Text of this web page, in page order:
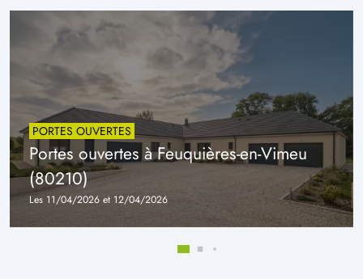
PORTES OUVERTES
Portes ouvertes à Feuquières-en-Vimeu
(80210)
Les 11/04/2026 et 12/04/2026